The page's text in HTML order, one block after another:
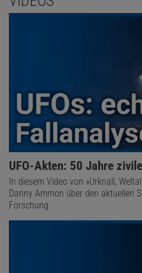
UFO-Akten: 50 Jahre
In diesem Video von »Urknall,
Danny Ammon über den aktuellen
Forschung.